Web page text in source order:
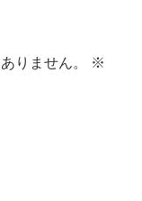
りません。
※